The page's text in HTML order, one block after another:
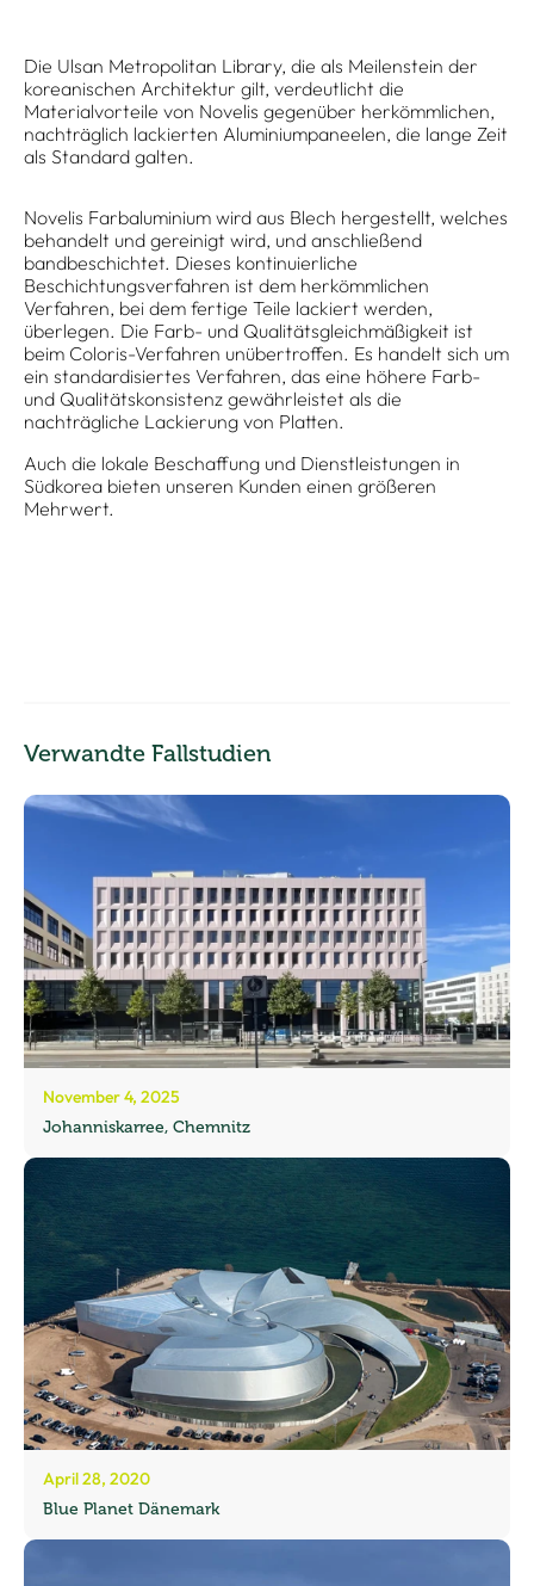
Die Ulsan Metropolitan Library, die als Meilenstein der
koreanischen Architektur gilt, verdeutlicht die
Materialvorteile von Novelis gegenüber herkömmlichen,
nachträglich lackierten Aluminiumpaneelen, die lange Zeit
als Standard galten.
Novelis Farbaluminium wird aus Blech hergestellt, welches
behandelt und gereinigt wird, und anschließend
bandbeschichtet. Dieses kontinuierliche
Beschichtungsverfahren ist dem herkömmlichen
Verfahren, bei dem fertige Teile lackiert werden,
überlegen. Die Farb- und Qualitätsgleichmäßigkeit ist
beim Coloris-Verfahren unübertroffen. Es handelt sich um
ein standardisiertes Verfahren, das eine höhere Farb-
und Qualitätskonsistenz gewährleistet als die
nachträgliche Lackierung von Platten.
Auch die lokale Beschaffung und Dienstleistungen in
Südkorea bieten unseren Kunden einen größeren
Mehrwert.
Verwandte Fallstudien
November 4, 2025
Johanniskarree, Chemnitz
April 28, 2020
Blue Planet Dänemark